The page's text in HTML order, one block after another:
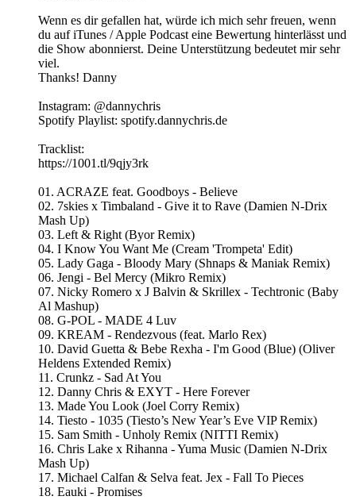
Wenn es dir gefallen hat, würde ich mich sehr freuen, wenn
du auf iTunes / Apple Podcast eine Bewertung hinterlässt und
die Show abonnierst. Deine Unterstützung bedeutet mir sehr
viel.
Thanks! Danny
Instagram: @dannychris
Spotify Playlist: spotify.dannychris.de
Tracklist:
https://1001.tl/9qjy3rk
01. ACRAZE feat. Goodboys - Believe
02. 7skies x Timbaland - Give it to Rave (Damien N-Drix
Mash Up)
03. Left & Right (Byor Remix)
04. I Know You Want Me (Cream 'Trompeta' Edit)
05. Lady Gaga - Bloody Mary (Shnaps & Maniak Remix)
06. Jengi - Bel Mercy (Mikro Remix)
07. Nicky Romero x J Balvin & Skrillex - Techtronic (Baby
Al Mashup)
08. G-POL - MADE 4 Luv
09. KREAM - Rendezvous (feat. Marlo Rex)
10. David Guetta & Bebe Rexha - I'm Good (Blue) (Oliver
Heldens Extended Remix)
11. Crunkz - Sad At You
12. Danny Chris & EXYT - Here Forever
13. Made You Look (Joel Corry Remix)
14. Tiesto - 1035 (Tiesto’s New Year’s Eve VIP Remix)
15. Sam Smith - Unholy Remix (NITTI Remix)
16. Chris Lake x Rihanna - Yuma Music (Damien N-Drix
Mash Up)
17. Michael Calfan & Selva feat. Jex - Fall To Pieces
18. Eauki - Promises